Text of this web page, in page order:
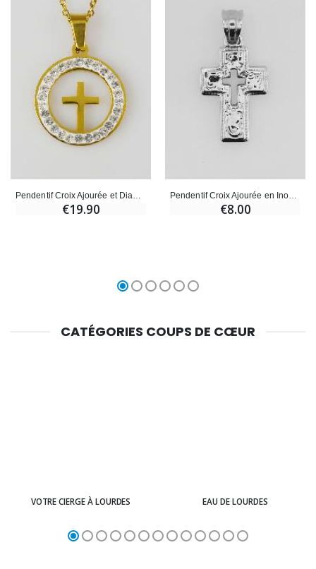
€19.90
Pendentif Croix Ajourée en Inox - 25mm
€8.00
CATÉGORIES COUPS DE CŒUR
VOTRE CIERGE À LOURDES EAU DE LOURDES